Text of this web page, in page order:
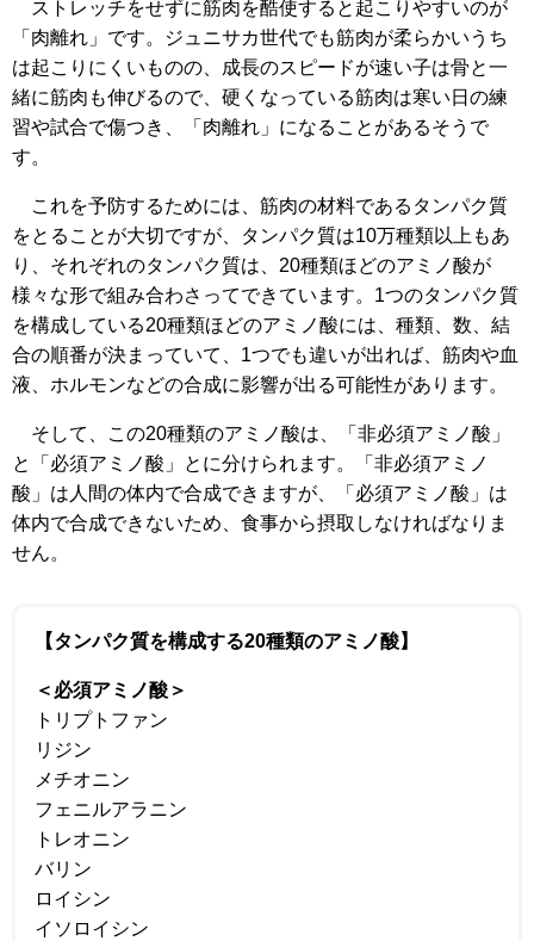
ストレッチをせずに筋肉を酷使すると起こりやすいのが
「肉離れ」です。ジュニサカ世代でも筋肉が柔らかいうち
は起こりにくいものの、成長のスピードが速い子は骨と一
緒に筋肉も伸びるので、硬くなっている筋肉は寒い日の練
習や試合で傷つき、「肉離れ」になることがあるそうで
す。
これを予防するためには、筋肉の材料であるタンパク質
をとることが大切ですが、タンパク質は10万種類以上もあ
り、それぞれのタンパク質は、20種類ほどのアミノ酸が
様々な形で組み合わさってできています。1つのタンパク質
を構成している20種類ほどのアミノ酸には、種類、数、結
合の順番が決まっていて、1つでも違いが出れば、筋肉や血
液、ホルモンなどの合成に影響が出る可能性があります。
そして、この20種類のアミノ酸は、「非必須アミノ酸」
と「必須アミノ酸」とに分けられます。「非必須アミノ
酸」は人間の体内で合成できますが、「必須アミノ酸」は
体内で合成できないため、食事から摂取しなければなりま
せん。
【タンパク質を構成する20種類のアミノ酸】
＜必須アミノ酸＞
トリプトファン
リジン
メチオニン
フェニルアラニン
トレオニン
バリン
ロイシン
イソロイシン